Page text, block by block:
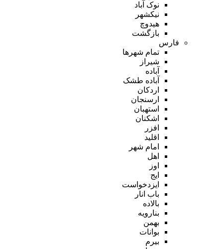
نوک آباد
نیکشهر
هیدوچ
بازگشت
فارس
تمام شهر‌ها
شیراز
آباده
آباده طشک
اردکان
ارسنجان
استهبان
اشکنان
افزر
اقلید
امام شهر
اهل
اوز
ایج
ایزدخواست
باب انار
بالاده
بنارویه
بهمن
بوانات
بیرم